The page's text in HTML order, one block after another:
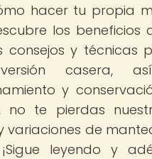
hacer tu propia
los beneficios
consejos y técnicas
casera,
y
no te pierdas
variaciones de
leyendo y